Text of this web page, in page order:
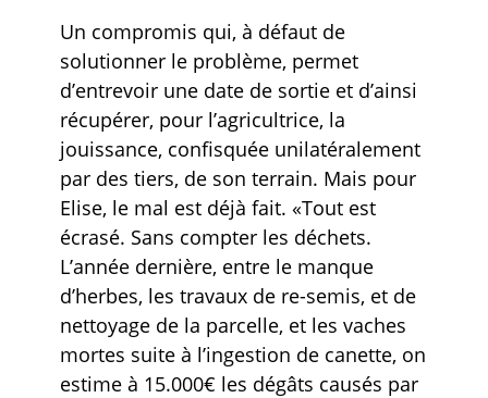
Un compromis qui, à défaut de
solutionner le problème, permet
d’entrevoir une date de sortie et d’ainsi
récupérer, pour l’agricultrice, la
jouissance, confisquée unilatéralement
par des tiers, de son terrain. Mais pour
Elise, le mal est déjà fait. «Tout est
écrasé. Sans compter les déchets.
L’année dernière, entre le manque
d’herbes, les travaux de re-semis, et de
nettoyage de la parcelle, et les vaches
mortes suite à l’ingestion de canette, on
estime à 15.000€ les dégâts causés par